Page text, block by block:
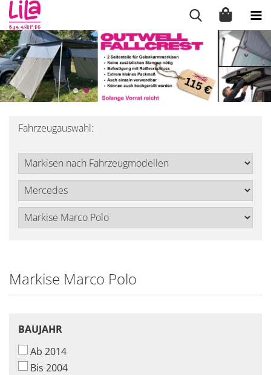
Fahrzeugauswahl:
Markise Marco Polo
BAUJAHR
BAUJAHR
Ab 2014
Bis 2004